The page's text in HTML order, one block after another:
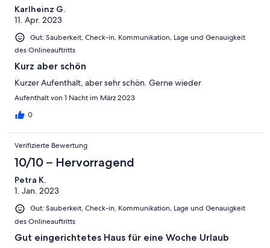
Karlheinz G.
11. Apr. 2023
Gut: Sauberkeit, Check-in, Kommunikation, Lage und Genauigkeit
des Onlineauftritts
Kurz aber schön
Kurzer Aufenthalt, aber sehr schön. Gerne wieder
Aufenthalt von 1 Nacht im März 2023
0
Verifizierte Bewertung
10/10 – Hervorragend
Petra K.
1. Jan. 2023
Gut: Sauberkeit, Check-in, Kommunikation, Lage und Genauigkeit
des Onlineauftritts
Gut eingerichtetes Haus für eine Woche Urlaub